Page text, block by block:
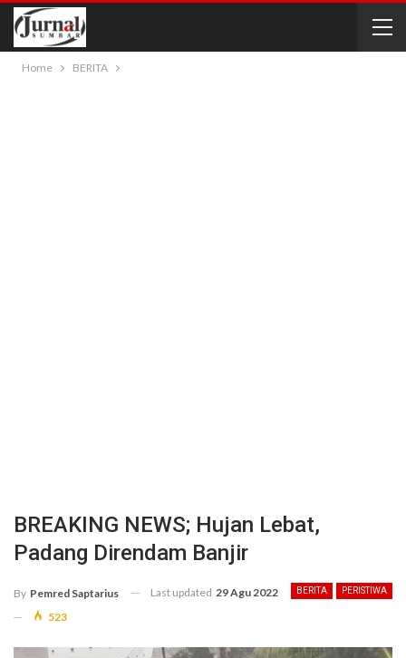
Home BERITA
BREAKING NEWS; Hujan Lebat,
Padang Direndam Banjir
BERITA PERISTIWA
By Pemred Saptarius Last updated 29 Agu 2022
523